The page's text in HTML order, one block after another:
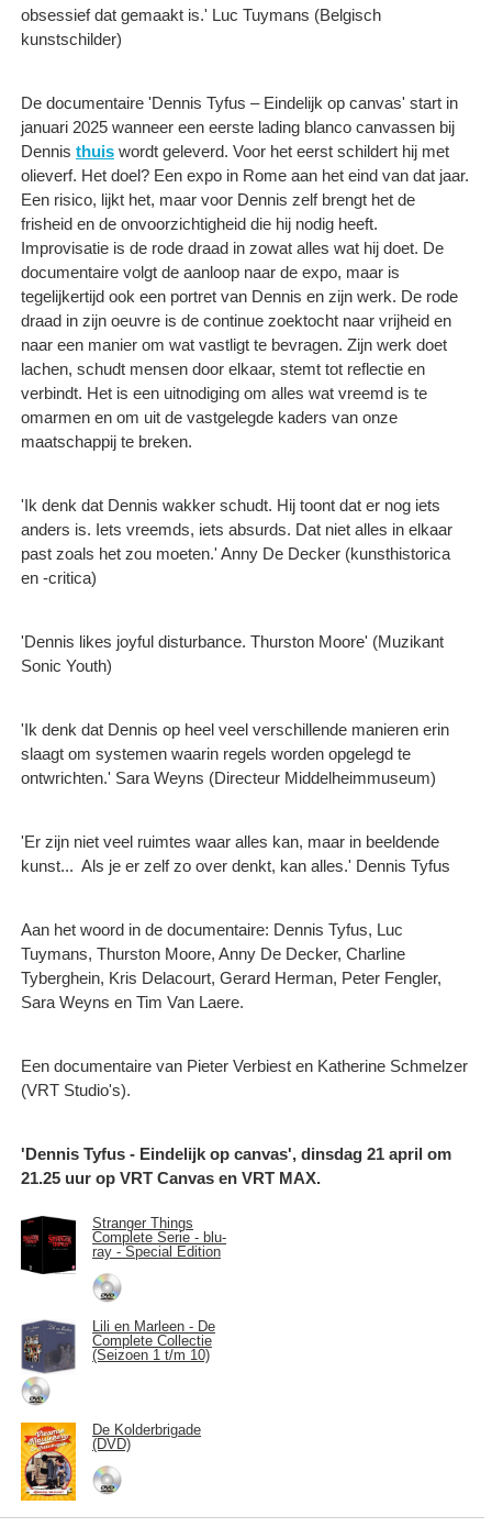
obsessief dat gemaakt is.' Luc Tuymans (Belgisch
kunstschilder)
De documentaire 'Dennis Tyfus – Eindelijk op canvas' start in
januari 2025 wanneer een eerste lading blanco canvassen bij
Dennis thuis wordt geleverd. Voor het eerst schildert hij met
olieverf. Het doel? Een expo in Rome aan het eind van dat jaar.
Een risico, lijkt het, maar voor Dennis zelf brengt het de
frisheid en de onvoorzichtigheid die hij nodig heeft.
Improvisatie is de rode draad in zowat alles wat hij doet. De
documentaire volgt de aanloop naar de expo, maar is
tegelijkertijd ook een portret van Dennis en zijn werk. De rode
draad in zijn oeuvre is de continue zoektocht naar vrijheid en
naar een manier om wat vastligt te bevragen. Zijn werk doet
lachen, schudt mensen door elkaar, stemt tot reflectie en
verbindt. Het is een uitnodiging om alles wat vreemd is te
omarmen en om uit de vastgelegde kaders van onze
maatschappij te breken.
'Ik denk dat Dennis wakker schudt. Hij toont dat er nog iets
anders is. Iets vreemds, iets absurds. Dat niet alles in elkaar
past zoals het zou moeten.' Anny De Decker (kunsthistorica
en -critica)
'Dennis likes joyful disturbance. Thurston Moore' (Muzikant
Sonic Youth)
'Ik denk dat Dennis op heel veel verschillende manieren erin
slaagt om systemen waarin regels worden opgelegd te
ontwrichten.' Sara Weyns (Directeur Middelheimmuseum)
'Er zijn niet veel ruimtes waar alles kan, maar in beeldende
kunst... ​ Als je er zelf zo over denkt, kan alles.' Dennis Tyfus
Aan het woord in de documentaire: Dennis Tyfus, Luc
Tuymans, Thurston Moore, Anny De Decker, Charline
Tyberghein, Kris Delacourt, Gerard Herman, Peter Fengler,
Sara Weyns en Tim Van Laere.
Een documentaire van Pieter Verbiest en Katherine Schmelzer
(VRT Studio's).
'Dennis Tyfus - Eindelijk op canvas', dinsdag 21 april om
21.25 uur op VRT Canvas en VRT MAX.
Stranger Things
Complete Serie - blu-
ray - Special Edition
Lili en Marleen - De
Complete Collectie
(Seizoen 1 t/m 10)
De Kolderbrigade
(DVD)